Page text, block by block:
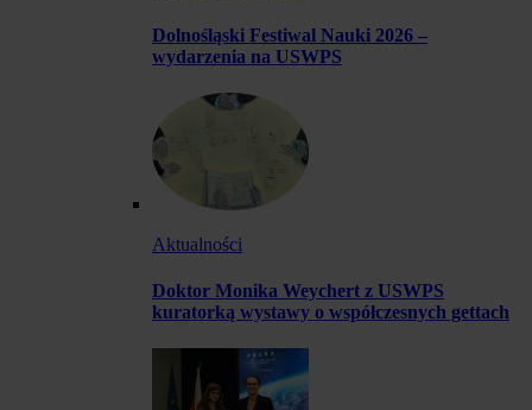
Dolnośląski Festiwal Nauki 2026 –
wydarzenia na USWPS
Aktualności
Doktor Monika Weychert z USWPS
kuratorką wystawy o współczesnych gettach